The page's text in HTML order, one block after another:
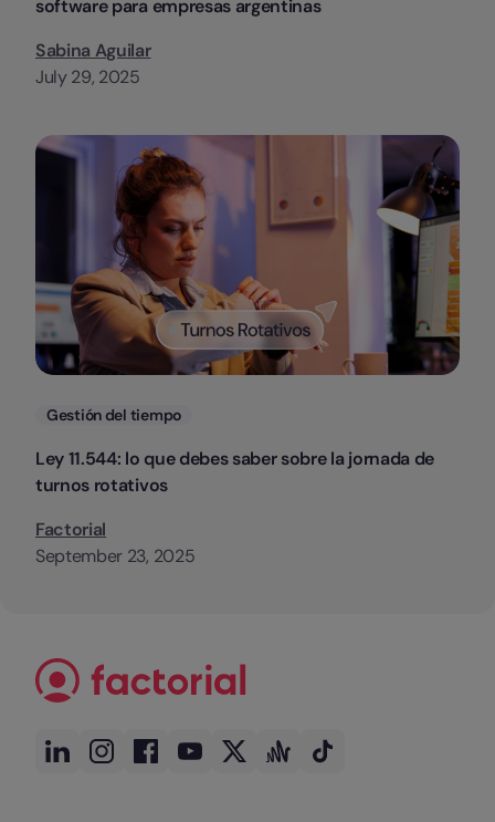
software para empresas argentinas
Sabina Aguilar
July 29, 2025
Categorias
Gestión del tiempo
Ley 11.544: lo que debes saber sobre la jornada de
turnos rotativos
Factorial
September 23, 2025